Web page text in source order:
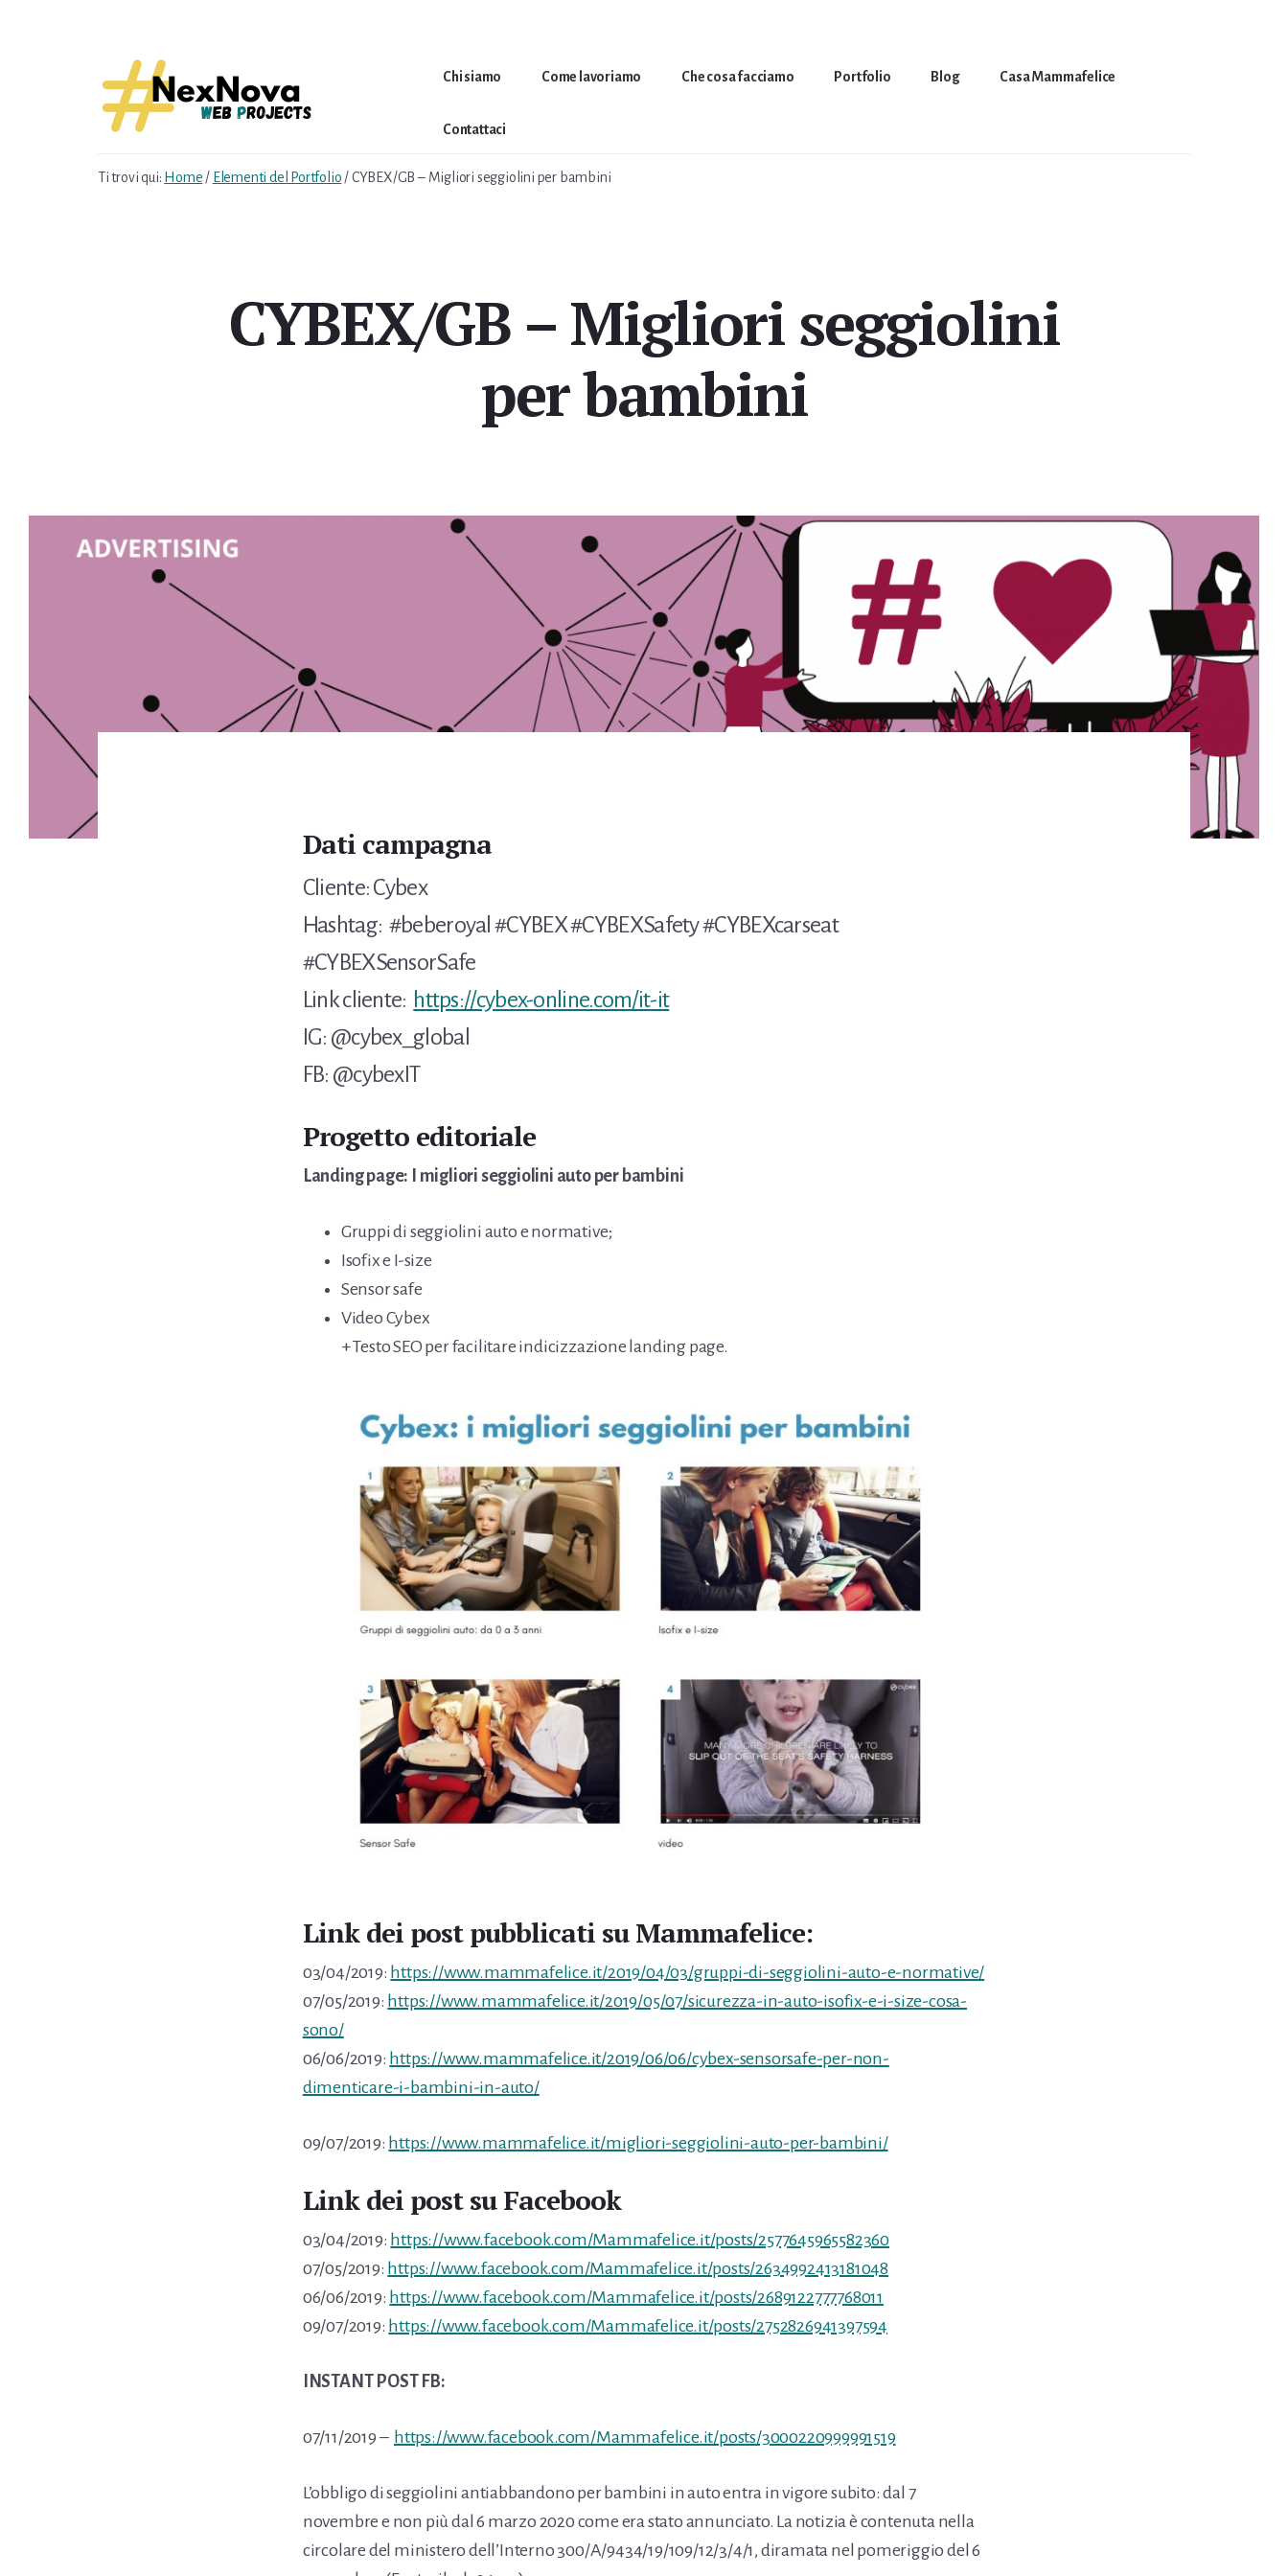
Chi siamo Come lavoriamo Che cosa facciamo Portfolio Blog Casa Mammafelice
Contattaci
Ti trovi qui: Home / Elementi del Portfolio /CYBEX/GB – Migliori seggiolini per bambini
CYBEX/GB – Migliori seggiolini
per bambini
Dati campagna
Cliente: Cybex
Hashtag: #beberoyal #CYBEX #CYBEXSafety #CYBEXcarseat
#CYBEXSensorSafe
Link cliente: https://cybex-online.com/it-it
IG: @cybex_global
FB: @cybexIT
Progetto editoriale
Landing page: I migliori seggiolini auto per bambini
Gruppi di seggiolini auto e normative;
Isofix e I-size
Sensor safe
Video Cybex
+ Testo SEO per facilitare indicizzazione landing page.
Link dei post pubblicati su Mammafelice:
03/04/2019: https://www.mammafelice.it/2019/04/03/gruppi-di-seggiolini-auto-e-normative/
07/05/2019: https://www.mammafelice.it/2019/05/07/sicurezza-in-auto-isofix-e-i-size-cosa-
sono/
06/06/2019: https://www.mammafelice.it/2019/06/06/cybex-sensorsafe-per-non-
dimenticare-i-bambini-in-auto/
09/07/2019: https://www.mammafelice.it/migliori-seggiolini-auto-per-bambini/
Link dei post su Facebook
03/04/2019: https://www.facebook.com/Mammafelice.it/posts/2577645965582360
07/05/2019: https://www.facebook.com/Mammafelice.it/posts/2634992413181048
06/06/2019: https://www.facebook.com/Mammafelice.it/posts/2689122777768011
09/07/2019: https://www.facebook.com/Mammafelice.it/posts/2752826941397594
INSTANT POST FB:
07/11/2019 – https://www.facebook.com/Mammafelice.it/posts/3000220999991519
L’obbligo di seggiolini antiabbandono per bambini in auto entra in vigore subito: dal 7
novembre e non più dal 6 marzo 2020 come era stato annunciato. La notizia è contenuta nella
circolare del ministero dell’Interno 300/A/9434/19/109/12/3/4/1, diramata nel pomeriggio del 6